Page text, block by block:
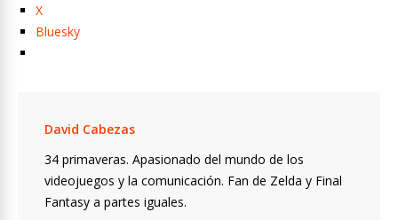
X
Bluesky
David Cabezas
34 primaveras. Apasionado del mundo de los
videojuegos y la comunicación. Fan de Zelda y Final
Fantasy a partes iguales.